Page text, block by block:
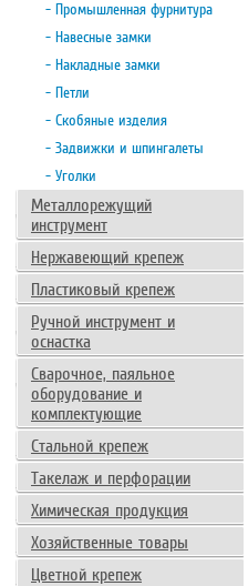
- Промышленная фурнитура
- Навесные замки
- Накладные замки
- Петли
- Скобяные изделия
- Задвижки и шпингалеты
- Уголки
Металлорежущий
инструмент
Нержавеющий крепеж
Пластиковый крепеж
Ручной инструмент и
оснастка
Сварочное, паяльное
оборудование и
комплектующие
Стальной крепеж
Такелаж и перфорации
Химическая продукция
Хозяйственные товары
Цветной крепеж